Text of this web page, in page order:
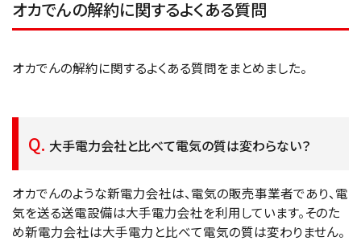
オカでんの解約に関するよくある質問
オカでんの解約に関するよくある質問をまとめました。
大手電力会社と比べて電気の質は変わらない？
オカでんのような新電力会社は、電気の販売事業者であり、電
気を送る送電設備は大手電力会社を利用しています。そのた
め新電力会社は大手電力と比べて電気の質は変わりません。